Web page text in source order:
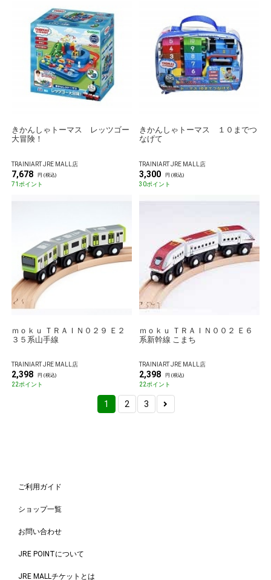
きかんしゃトーマス レッツゴー
大冒険！
TRAINIART JRE MALL店
7,678 円 (税込)
71ポイント
きかんしゃトーマス １０までつ
なげて
TRAINIART JRE MALL店
3,300 円 (税込)
30ポイント
ｍｏｋｕ ＴＲＡＩＮ０２９ Ｅ２
３５系山手線
TRAINIART JRE MALL店
2,398 円 (税込)
22ポイント
ｍｏｋｕ ＴＲＡＩＮ００２ Ｅ６
系新幹線 こまち
TRAINIART JRE MALL店
2,398 円 (税込)
22ポイント
1 2 3
ご利用ガイド
ショップ一覧
お問い合わせ
JRE POINTについて
JRE MALLチケットとは